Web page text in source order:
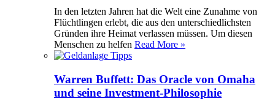
In den letzten Jahren hat die Welt eine Zunahme von
Flüchtlingen erlebt, die aus den unterschiedlichsten
Gründen ihre Heimat verlassen müssen. Um diesen
Menschen zu helfen Read More »
Warren Buffett: Das Oracle von Omaha
und seine Investment-Philosophie